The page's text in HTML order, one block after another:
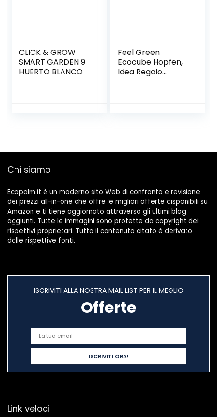
CLICK & GROW
SMART GARDEN 9
HUERTO BLANCO
Feel Green
Ecocube Hopfen,
Idea Regalo
Austria
Chi siamo
Ecopalm.it è un moderno sito Web di confronto e revisione
dei prezzi all-in-one che offre le migliori offerte disponibili su
Amazon e ti tiene aggiornato attraverso gli ultimi blog
aggiunti. Tutte le immagini sono protette da copyright dei
rispettivi proprietari. Tutto il contenuto citato è derivato
dalle rispettive fonti.
ISCRIVITI ALLA NOSTRA MAIL LIST PER IL MEGLIO
Offerte
Link veloci